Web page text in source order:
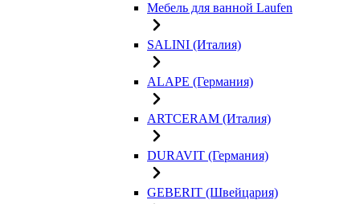
Мебель для ванной Laufen
SALINI (Италия)
ALAPE (Германия)
ARTCERAM (Италия)
DURAVIT (Германия)
GEBERIT (Швейцария)